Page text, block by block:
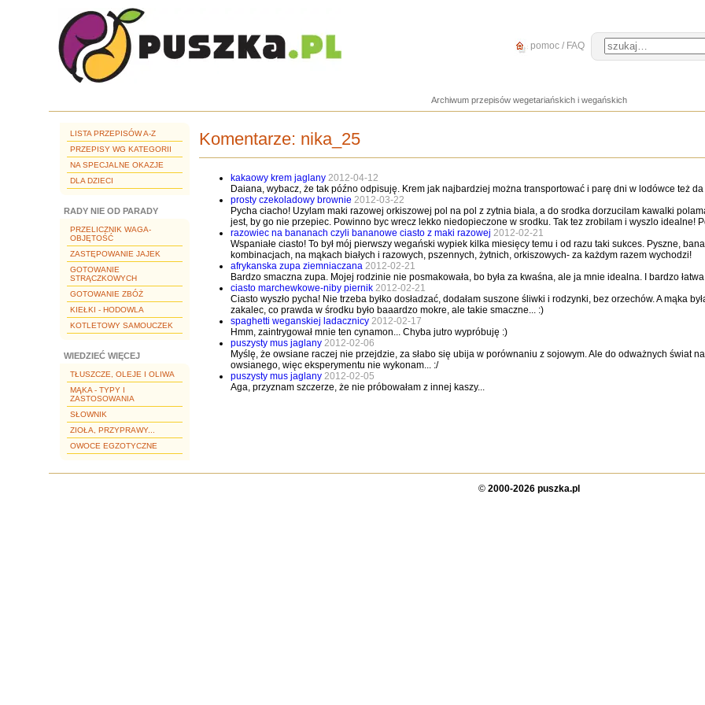
pomoc / FAQ
Archiwum przepisów wegetariańskich i wegańskich
LISTA PRZEPISÓW A-Z
PRZEPISY WG KATEGORII
NA SPECJALNE OKAZJE
DLA DZIECI
RADY NIE OD PARADY
PRZELICZNIK WAGA-
OBJĘTOŚĆ
ZASTĘPOWANIE JAJEK
GOTOWANIE
STRĄCZKOWYCH
GOTOWANIE ZBÓŻ
KIEŁKI - HODOWLA
KOTLETOWY SAMOUCZEK
WIEDZIEĆ WIĘCEJ
TŁUSZCZE, OLEJE I OLIWA
MĄKA - TYPY I
ZASTOSOWANIA
SŁOWNIK
ZIOŁA, PRZYPRAWY...
OWOCE EGZOTYCZNE
Komentarze: nika_25
kakaowy krem jaglany 2012-04-12
Daiana, wybacz, że tak późno odpisuję. Krem jak najbardziej można transportować i parę dni w lodówce też da
prosty czekoladowy brownie 2012-03-22
Pycha ciacho! Uzylam maki razowej orkiszowej pol na pol z zytnia biala, a do srodka dorzucilam kawalki
jest, by go nie przepiec. Powinno byc wrecz lekko niedopieczone w srodku. Tak tez zrobilam i wyszlo idealne!
razowiec na bananach czyli bananowe ciasto z maki razowej 2012-02-21
Wspaniałe ciasto! To był mój pierwszy wegański wypiek kilka miesięcy temu i od razu taki sukces. Pyszne,
kombinacjach, na mąkach białych i razowych, pszennych, żytnich, orkiszowych- za każdym razem wychodzi!
afrykanska zupa ziemniaczana 2012-02-21
Bardzo smaczna zupa. Mojej rodzinie nie posmakowała, bo była za kwaśna, ale ja mnie idealna. I bardzo
ciasto marchewkowe-niby piernik 2012-02-21
Ciasto wyszło pycha! Nie trzeba byłko dosładzać, dodałam suszone śliwki i rodzynki, bez orzechów. A mąka
zakalec, co prawda w środku było baaardzo mokre, ale takie smaczne... :)
spaghetti weganskiej ladacznicy 2012-02-17
Hmm, zaintrygował mnie ten cynamon... Chyba jutro wypróbuję :)
puszysty mus jaglany 2012-02-06
Myślę, że owsiane raczej nie przejdzie, za słabo się ubija w porównaniu z sojowym. Ale do odważnych świat
owsianego, więc eksperymentu nie wykonam... :/
puszysty mus jaglany 2012-02-05
Aga, przyznam szczerze, że nie próbowałam z innej kaszy...
© 2000-2026 puszka.pl